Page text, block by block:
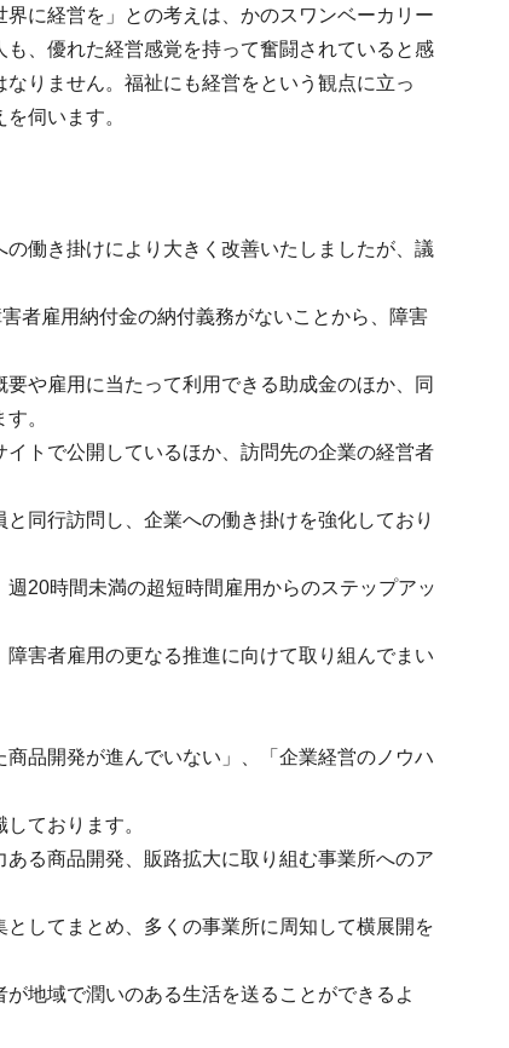
に経営を」との考えは、かのスワンベーカリー
、優れた経営感覚を持って奮闘されていると感
りません。福祉にも経営をという観点に立っ
伺います。
働き掛けにより大きく改善いたしましたが、議
者雇用納付金の納付義務がないことから、障害
や雇用に当たって利用できる助成金のほか、同
。
トで公開しているほか、訪問先の企業の経営者
同行訪問し、企業への働き掛けを強化しており
20時間未満の超短時間雇用からのステップアッ
害者雇用の更なる推進に向けて取り組んでまい
品開発が進んでいない」、「企業経営のノウハ
ております。
る商品開発、販路拡大に取り組む事業所へのア
してまとめ、多くの事業所に周知して横展開を
地域で潤いのある生活を送ることができるよ